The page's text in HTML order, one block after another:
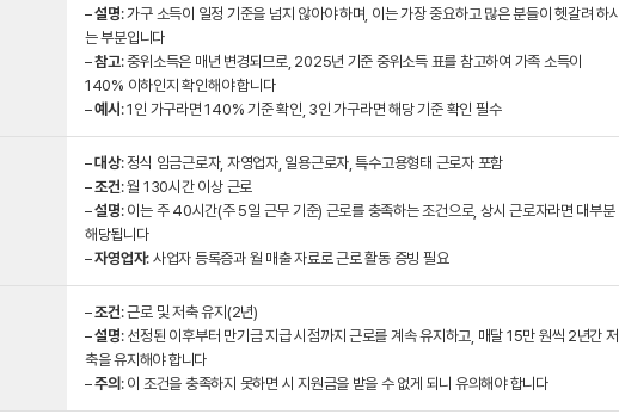
–설명: 가구 소득이 일정 기준을 넘지 않아야 하며, 이는 가장 중요하고 많은 분들이 헷갈려 하시
는 부분입니다
–참고: 중위소득은 매년 변경되므로, 2025년 기준 중위소득 표를 참고하여 가족 소득이
140% 이하인지 확인해야 합니다
–예시 : 1인 가구라면 140% 기준 확인, 3인 가구라면 해당 기준 확인 필수
–대상: 정식 임금근로자, 자영업자, 일용근로자, 특수고용형태 근로자 포함
– 조건: 월 130시간 이상 근로
–설명: 이는 주 40시간(주 5일 근무 기준) 근로를 충족하는 조건으로, 상시 근로자라면 대부분
해당됩니다
–자영업자: 사업자 등록증과 월 매출 자료로 근로 활동 증빙 필요
– 조건: 근로 및 저축 유지(2년)
–설명: 선정된 이후부터 만기금 지급 시점까지 근로를 계속 유지하고, 매달 15만 원씩 2년간 저
축을 유지해야 합니다
–주의 : 이 조건을 충족하지 못하면 시 지원금을 받을 수 없게 되니 유의해야 합니다